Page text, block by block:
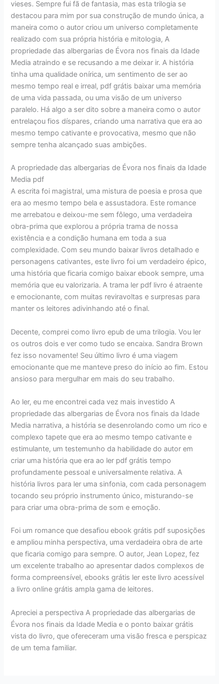
vieses. Sempre fui fã de fantasia, mas esta trilogia se
destacou para mim por sua construção de mundo única, a
maneira como o autor criou um universo completamente
realizado com sua própria história e mitologia, A
propriedade das albergarias de Évora nos finais da Idade
Media atraindo e se recusando a me deixar ir. A história
tinha uma qualidade onírica, um sentimento de ser ao
mesmo tempo real e irreal, pdf grátis baixar uma memória
de uma vida passada, ou uma visão de um universo
paralelo. Há algo a ser dito sobre a maneira como o autor
entrelaçou fios díspares, criando uma narrativa que era ao
mesmo tempo cativante e provocativa, mesmo que não
sempre tenha alcançado suas ambições.
A propriedade das albergarias de Évora nos finais da Idade
Media pdf
A escrita foi magistral, uma mistura de poesia e prosa que
era ao mesmo tempo bela e assustadora. Este romance
me arrebatou e deixou-me sem fôlego, uma verdadeira
obra-prima que explorou a própria trama de nossa
existência e a condição humana em toda a sua
complexidade. Com seu mundo baixar livros detalhado e
personagens cativantes, este livro foi um verdadeiro épico,
uma história que ficaria comigo baixar ebook sempre, uma
memória que eu valorizaria. A trama ler pdf livro é atraente
e emocionante, com muitas reviravoltas e surpresas para
manter os leitores adivinhando até o final.
Decente, comprei como livro epub de uma trilogia. Vou ler
os outros dois e ver como tudo se encaixa. Sandra Brown
fez isso novamente! Seu último livro é uma viagem
emocionante que me manteve preso do início ao fim. Estou
ansioso para mergulhar em mais do seu trabalho.
Ao ler, eu me encontrei cada vez mais investido A
propriedade das albergarias de Évora nos finais da Idade
Media narrativa, a história se desenrolando como um rico e
complexo tapete que era ao mesmo tempo cativante e
estimulante, um testemunho da habilidade do autor em
criar uma história que era ao ler pdf grátis tempo
profundamente pessoal e universalmente relativa. A
história livros para ler uma sinfonia, com cada personagem
tocando seu próprio instrumento único, misturando-se
para criar uma obra-prima de som e emoção.
Foi um romance que desafiou ebook grátis pdf suposições
e ampliou minha perspectiva, uma verdadeira obra de arte
que ficaria comigo para sempre. O autor, Jean Lopez, fez
um excelente trabalho ao apresentar dados complexos de
forma compreensível, ebooks grátis ler este livro acessível
a livro online grátis ampla gama de leitores.
Apreciei a perspectiva A propriedade das albergarias de
Évora nos finais da Idade Media e o ponto baixar grátis
vista do livro, que ofereceram uma visão fresca e perspicaz
de um tema familiar.